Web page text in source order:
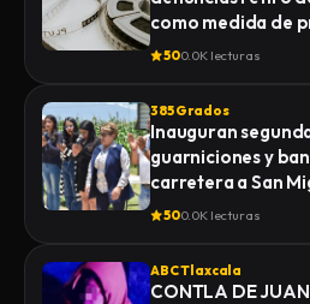
como medida de
500.0K lecturas
385 Grados
Inauguran
guarniciones y
carretera a San
Nopalucan
500.0K lecturas
ABC Tlaxcala
CONTLA DE